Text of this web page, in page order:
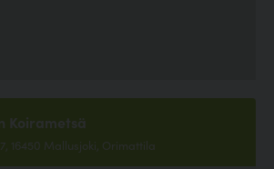
Koirametsä
16450 Mallusjoki, Orimattila